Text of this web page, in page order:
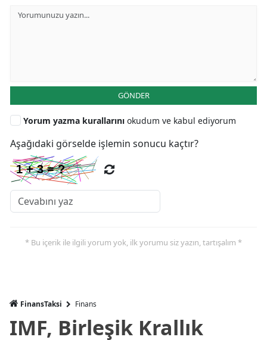
GÖNDER
Yorum yazma kurallarını okudum ve kabul ediyorum
Aşağıdaki görselde işlemin sonucu kaçtır?
* Bu içerik ile ilgili yorum yok, ilk yorumu siz yazın, tartışalım *
FinansTaksi Finans
IMF, Birleşik Krallık